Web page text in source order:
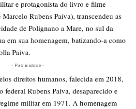
e protagonista do livro e filme
Rubens Paiva), transcendeu as
de Polignano a Mare, no sul da
em sua homenagem, batizando-a como
Paiva.
- Publicidade -
direitos humanos, falecida em 2018,
federal Rubens Paiva, desaparecido e
militar em 1971. A homenagem